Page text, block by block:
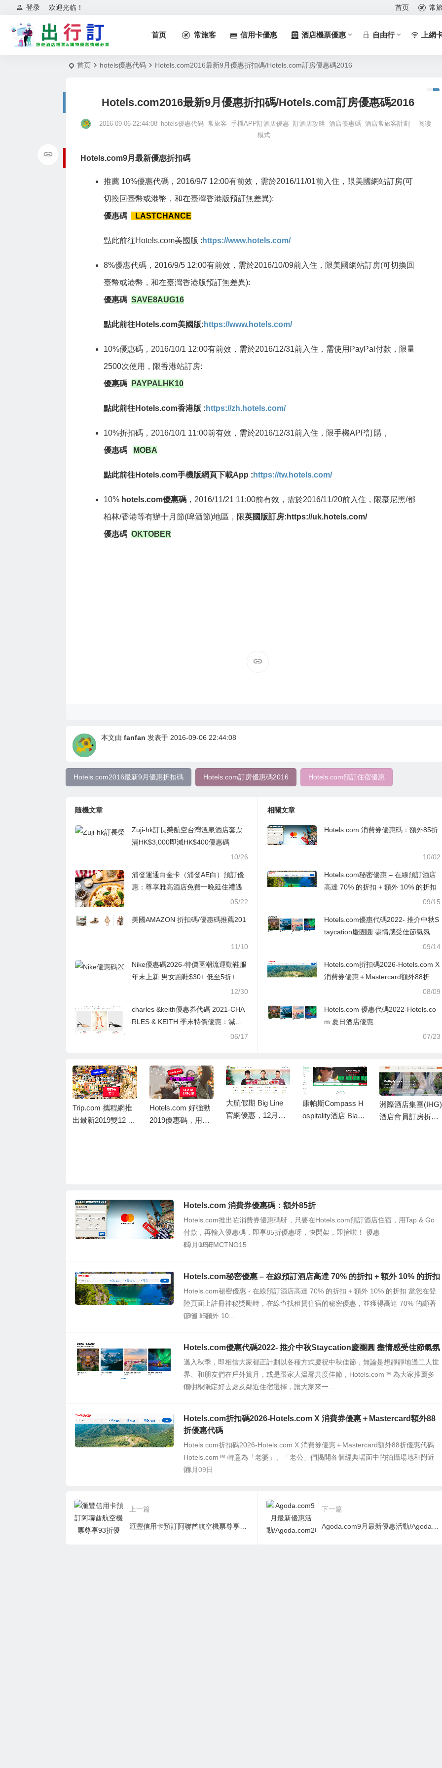
欢迎光临！
登录 首页 常
首页 常旅客 信用卡優惠 酒店機票優惠 自由行 上網
首页 hotels優惠代码 Hotels.com2016最新9月優惠折扣碼/Hotels.com訂房優惠碼2016
Hotels.com2016最新9月優惠折扣碼/Hotels.com訂房優惠碼2016
2016-09-06 22:44:08 hotels優惠代码 常旅客 手機APP訂酒店優惠 訂酒店攻略 酒店優惠碼 酒店常旅客計劃
阅读
模式
Hotels.com9月最新優惠折扣碼
推薦 10%優惠代碼，2016/9/7 12:00有前效，需於2016/11/01前入住，限美國網站訂房(可
切換回臺幣或港幣，和在臺灣香港版預訂無差異):
優惠碼 LASTCHANCE
點此前往Hotels.com美國版 : https://www.hotels.com/
8%優惠代碼，2016/9/5 12:00有前效，需於2016/10/09前入住，限美國網站訂房(可切換回
臺幣或港幣，和在臺灣香港版預訂無差異):
優惠碼 SAVE8AUG16
點此前往Hotels.com美國版: https://www.hotels.com/
10%優惠碼，2016/10/1 12:00有前效，需於2016/12/31前入住，需使用PayPal付款，限量
2500次使用，限香港站訂房:
優惠碼 PAYPALHK10
點此前往Hotels.com香港版 : https://zh.hotels.com/
10%折扣碼，2016/10/1 11:00前有效，需於2016/12/31前入住，限手機APP訂購，
優惠碼 MOBA
點此前往Hotels.com手機版網頁下載App : https://tw.hotels.com/
10% hotels.com優惠碼 ，2016/11/21 11:00前有效，需於2016/11/20前入住，限慕尼黑/都
柏林/香港等有辦十月節(啤酒節)地區，限英國版訂房: https://uk.hotels.com/
優惠碼 OKTOBER
本文由 fanfan 发表于 2016-09-06 22:44:08
Hotels.com2016最新9月優惠折扣碼 Hotels.com訂房優惠碼2016 Hotels.com預訂住宿優惠
隨機文章
Zuji-hk訂長榮航空台灣溫泉酒店套票
滿HK$3,000即減HK$400優惠碼
10/26
浦發運通白金卡（浦發AE白）預訂優
惠：尊享雅高酒店免費一晚延住禮遇
05/22
美國AMAZON 折扣碼/優惠碼推薦201
11/10
Nike優惠碼2026-特價區潮流運動鞋服
年末上新 男女跑鞋$30+ 低至5折+無
12/30
charles &keith優惠券代碼 2021-CHA
RLES & KEITH 季末特價優惠：減價
06/17
相關文章
Hotels.com 消費券優惠碼：額外85折
10/02
Hotels.com秘密優惠 – 在線預訂酒店
高達 70% 的折扣 + 額外 10% 的折扣
09/15
Hotels.com優惠代碼2022- 推介中秋S
taycation慶團圓 盡情感受佳節氣氛
09/14
Hotels.com折扣碼2026-Hotels.com X
消費券優惠＋Mastercard額外88折優
08/09
Hotels.com 優惠代碼2022-Hotels.co
m 夏日酒店優惠
07/23
Trip.com 攜程網推
出最新2019雙12 酒
Hotels.com 好強勁
2019優惠碼，用銀
大航假期 Big Line
官網優惠，12月逢
康帕斯Compass H
ospitality酒店 Black
洲際酒店集團(IHG)
酒店會員訂房折扣,
Hotels.com 消費券優惠碼：額外85折
Hotels.com推出咗消費券優惠碼呀，只要在Hotels.com預訂酒店住宿，用Tap & Go
付款，再輸入優惠碼，即享85折優惠呀，快閃架，即搶啦！ 優惠
碼： USEMCTNG15
10月02日
Hotels.com秘密優惠 – 在線預訂酒店高達 70% 的折扣 + 額外 10% 的折扣
Hotels.com秘密優惠 - 在線預訂酒店高達 70% 的折扣 + 額外 10% 的折扣 當您在登
陸頁面上註冊神秘獎勵時，在線查找租賃住宿的秘密優惠，並獲得高達 70% 的顯著
節省 + 額外 10...
09月15日
Hotels.com優惠代碼2022- 推介中秋Staycation慶團圓 盡情感受佳節氣氛
邁入秋季，即相信大家都正計劃以各種方式慶祝中秋佳節，無論是想靜靜地過二人世
界、和朋友們在戶外賞月，或是跟家人溫馨共度佳節，Hotels.com™ 為大家推薦多
個中秋限定好去處及鄰近住宿選擇，讓大家來一...
09月14日
Hotels.com折扣碼2026-Hotels.com X 消費券優惠＋Mastercard額外88
折優惠代碼
Hotels.com折扣碼2026-Hotels.com X 消費券優惠＋Mastercard額外88折優惠代碼
Hotels.com™ 特意為「老婆」、「老公」們揭開各個經典場面中的拍攝場地和附近
酒...
08月09日
上一篇 下一篇